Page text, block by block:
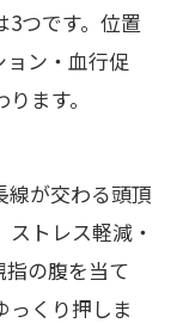
3つです。位置
ン・血行促
ます。
線が交わる頭頂
トレス軽減・
の腹を当て
っくり押しま